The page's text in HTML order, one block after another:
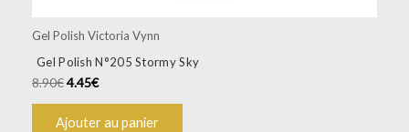
Gel Polish Victoria Vynn
Gel Polish N°205 Stormy Sky
8.90€4.45€
Ajouter au panier